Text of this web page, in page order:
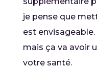
je pense que
est envisageable.
mais ça va avoir
votre santé.